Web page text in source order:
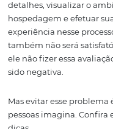
informação sobre os
a sua marca.
Mais do que isso, ele
Afinal, ele é uma
hospedagem e
experiência nesse